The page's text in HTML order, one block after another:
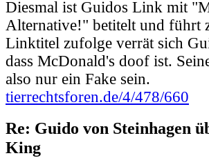
Diesmal ist Guidos Link mit
Alternative!" betitelt und führt
Linktitel zufolge verrät sich
dass McDonald's doof ist.
also nur ein Fake sein.
tierrechtsforen.de/4/478/660
Re: Guido von Steinhagen
King